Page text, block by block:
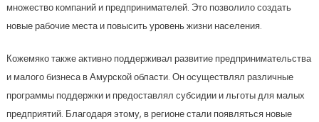
множество компаний и предпринимателей. Это позволило создать
новые рабочие места и повысить уровень жизни населения.
Кожемяко также активно поддерживал развитие предпринимательства
и малого бизнеса в Амурской области. Он осуществлял различные
программы поддержки и предоставлял субсидии и льготы для малых
предприятий. Благодаря этому, в регионе стали появляться новые